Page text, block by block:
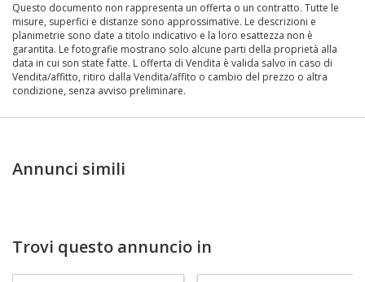
Questo documento non rappresenta un offerta o un contratto. Tutte le
misure, superfici e distanze sono approssimative. Le descrizioni e
planimetrie sono date a titolo indicativo e la loro esattezza non è
garantita. Le fotografie mostrano solo alcune parti della proprietà alla
data in cui son state fatte. L offerta di Vendita è valida salvo in caso di
Vendita/affitto, ritiro dalla Vendita/affito o cambio del prezzo o altra
condizione, senza avviso preliminare.
Annunci simili
Trovi questo annuncio in